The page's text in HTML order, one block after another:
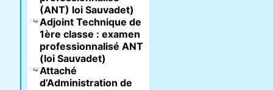
(ANT) loi Sauvadet)
Adjoint Technique de
1ère classe : examen
professionnalisé ANT
(loi Sauvadet)
Attaché
d’Administration de